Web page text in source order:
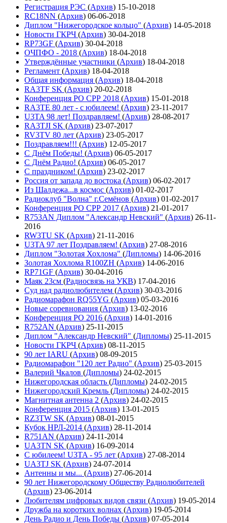
Регистрация РЭС (Архив) 15-10-2018
RC18NN (Архив) 06-06-2018
Диплом "Нижегородское кольцо" (Архив) 14-05-2018
Новости ГКРЧ (Архив) 30-04-2018
RP73GF (Архив) 30-04-2018
ОЧПФО - 2018 (Архив) 18-04-2018
Утверждённые участники (Архив) 18-04-2018
Регламент (Архив) 18-04-2018
Общая информация (Архив) 18-04-2018
RA3TF SK (Архив) 20-02-2018
Конференция РО СРР 2018 (Архив) 15-01-2018
RA3TE 80 лет - с юбилеем! (Архив) 23-11-2017
U3TA 98 лет! Поздравляем! (Архив) 28-08-2017
RA3TJI SK (Архив) 23-07-2017
RV3TV 80 лет (Архив) 23-05-2017
Поздравляем!!! (Архив) 12-05-2017
С Днём Победы! (Архив) 06-05-2017
С Днём Радио! (Архив) 06-05-2017
С праздником! (Архив) 23-02-2017
Россия от запада до востока (Архив) 06-02-2017
Из Шалдежа...в космос (Архив) 01-02-2017
Радиоклуб "Волна" г.Семёнов (Архив) 01-02-2017
Конференция РО СРР 2017 (Архив) 21-01-2017
R753AN Диплом "Александр Невский" (Архив) 26-11-
2016
RW3TU SK (Архив) 21-11-2016
U3TA 97 лет Поздравляем! (Архив) 27-08-2016
Диплом "Золотая Хохлома" (Дипломы) 14-06-2016
Золотая Хохлома R100ZH (Архив) 14-06-2016
RP71GF (Архив) 30-04-2016
Маяк 23см (Радиосвязь на УКВ) 17-04-2016
Суд над радиолюбителем (Архив) 30-03-2016
Радиомарафон RQ55YG (Архив) 05-03-2016
Новые соревнования (Архив) 13-02-2016
Конференция РО 2016 (Архив) 14-01-2016
R752AN (Архив) 25-11-2015
Диплом "Александр Невский" (Дипломы) 25-11-2015
Новости ГКРЧ (Архив) 08-11-2015
90 лет IARU (Архив) 08-09-2015
Радиомарафон "120 лет Радио" (Архив) 25-03-2015
Валерий Чкалов (Дипломы) 24-02-2015
Нижегородская область (Дипломы) 24-02-2015
Нижегородский Кремль (Дипломы) 24-02-2015
Магнитная антенна 2 (Архив) 24-02-2015
Конференция 2015 (Архив) 13-01-2015
RZ3TW SK (Архив) 08-01-2015
Кубок НРЛ-2014 (Архив) 28-11-2014
R751AN (Архив) 24-11-2014
UA3TN SK (Архив) 16-09-2014
С юбилеем! U3TA - 95 лет (Архив) 27-08-2014
UA3TJ SK (Архив) 24-07-2014
Антенны и мы... (Архив) 27-06-2014
90 лет Нижегородскому Обществу Радиолюбителей
(Архив) 23-06-2014
Любителям цифровых видов связи (Архив) 19-05-2014
Дружба на коротких волнах (Архив) 19-05-2014
День Радио и День Победы (Архив) 07-05-2014